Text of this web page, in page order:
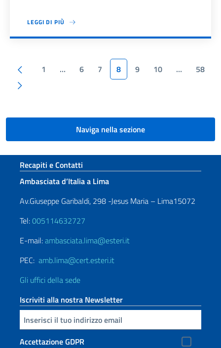
LEGGI DI PIÙ
Paginazione
Pagina precedente
1 … 6 7 8 9 10 …
58
Naviga nella sezione
Sezione footer
Recapiti e Contatti
Ambasciata d’Italia a Lima
Av.Giuseppe Garibaldi, 298 -Jesus Maria – Lima15072
Tel:005114632727
E-mail:ambasciata.lima@esteri.it
PEC: amb.lima@cert.esteri.it
Gli uffici della sede
Iscriviti alla nostra Newsletter
Inserisci la tua email
Accettazione GDPR